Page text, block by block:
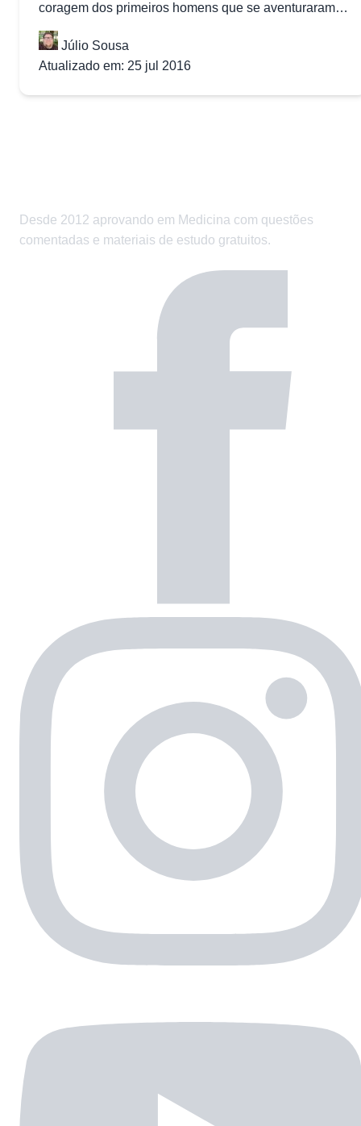
coragem dos primeiros homens que se aventuraram
num mundo de conhecimento ainda...
Júlio Sousa
Atualizado em: 25 jul 2016
Desde 2012 aprovando em Medicina com questões
comentadas e materiais de estudo gratuitos.